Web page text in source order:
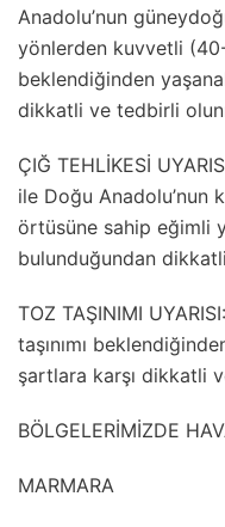
Anadolu’nun
yönlerden kuvvetli
beklendiğinden
dikkatli ve tedbirli
ÇIĞ TEHLİKESİ
ile Doğu Anadolu’nun
örtüsüne sahip eğimli
bulunduğundan
TOZ TAŞINIMI
taşınımı
şartlara karşı dikkatli
BÖLGELERİMİZDE
MARMARA